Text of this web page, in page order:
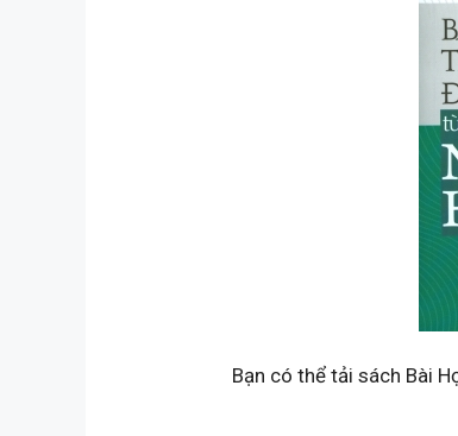
Bạn có thể tải sách Bài